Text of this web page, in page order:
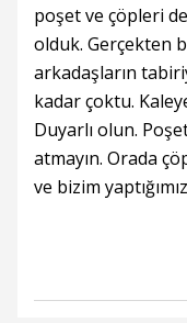
poşet ve çöpleri
olduk. Gerçekten
arkadaşların
kadar çoktu.
Duyarlı olun.
atmayın. Orada
ve bizim